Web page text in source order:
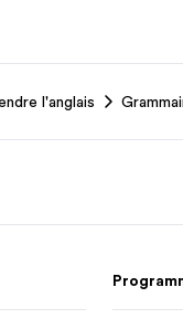
l'anglais